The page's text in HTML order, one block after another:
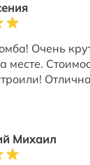
Очень
месте.
Михаил